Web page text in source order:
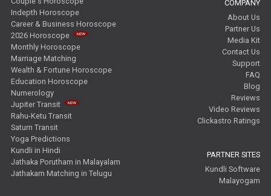
Indepth Horoscope
Career & Business Horoscope
2026 Horoscope
Monthly Horoscope
Marriage Matching
Wealth & Fortune Horoscope
Education Horoscope
Numerology
Jupiter Transit
Rahu-Ketu Transit
Saturn Transit
Yoga Predictions
Kundli in Hindi
Jathaka Porutham in Malayalam
Jathakam Matching in Telugu
COMPANY
About Us
Partner Us
Media Kit
Contact Us
Support
FAQ
Blog
Reviews
Video Reviews
Clickastro Ratings
PARTNER SITES
Kundli Software
Malayogam